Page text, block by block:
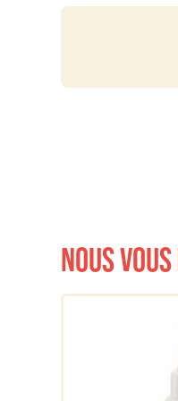
Nous